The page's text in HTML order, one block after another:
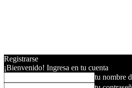
Registrarse
¡Bienvenido! Ingresa en tu cuenta
tu nombre